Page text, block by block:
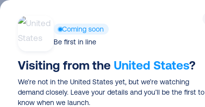
Skip
Coming soon
Be first in line
Visiting from the United States?
We’re not in the United States yet, but we’re watching
demand closely. Leave your details and you’ll be the first to
know when we launch.